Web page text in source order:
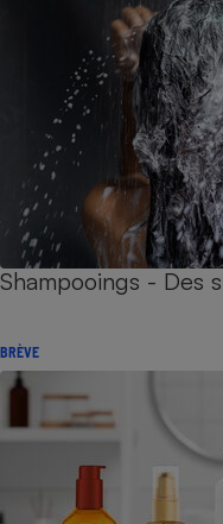
Shampooings - Des
BRÈVE